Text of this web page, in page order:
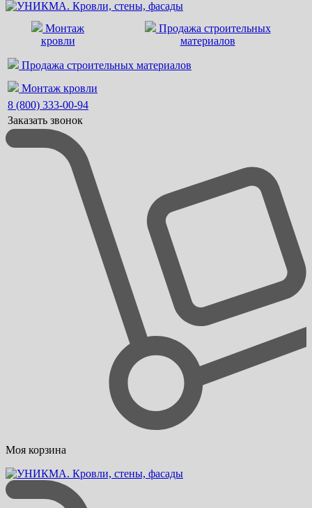
Монтаж
кровли
Продажа строительных
материалов
Продажа строительных материалов
Монтаж кровли
8 (800) 333-00-94
Заказать звонок
Моя корзина